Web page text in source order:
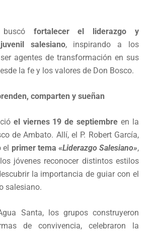
buscó fortalecer el liderazgo y
salesiano, inspirando a los
agentes de transformación en sus
la fe y los valores de Don Bosco.
comparten y sueñan
el viernes 19 de septiembre en la
de Ambato. Allí, el P. Robert García,
el primer tema «Liderazgo Salesiano»,
jóvenes reconocer distintos estilos
la importancia de guiar con el
salesiano.
Santa, los grupos construyeron
de convivencia, celebraron la